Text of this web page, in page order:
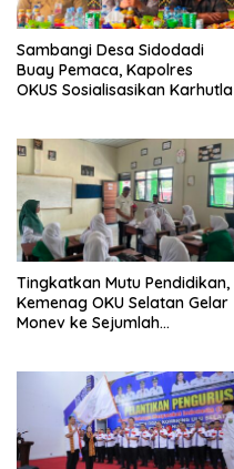
Sambangi Desa Sidodadi
Buay Pemaca, Kapolres
OKUS Sosialisasikan Karhutla
Tingkatkan Mutu Pendidikan,
Kemenag OKU Selatan Gelar
Monev ke Sejumlah